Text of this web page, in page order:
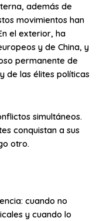
además de
movimientos han
el exterior, ha
y de China, y
permanente de
de las élites políticas
simultáneos.
conquistan a sus
otro.
cuando no
y cuando lo